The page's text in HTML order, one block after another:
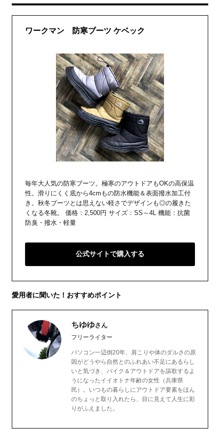
ワークマン 防寒ブーツ ケベック
毎年大人気の防寒ブーツ。極寒のアウトドアもOKの高保温
性。滑りにくく底から4cmもの防水機能＆表面撥水加工付
き。秋冬ブーツとは思えない軽さでデザインも◎の履きた
くなる冬靴。 価格：2,500円 サイズ：SS～4L 機能：抗菌
防臭・撥水・軽量
公式サイトで購入する
愛用者に聞いた！おすすめポイント
ちゆゆさん
フリーライター
パソコン一辺倒20年、肩こりや体のダルさの原
因がどうやら自然とのふれあい不足にあるらし
いと気づき、バイク＆アウトドアを謳歌するよ
うになったイイオトナ年齢の女性（兵庫県
民）。いつもの暮らしにアウトドア要素をほん
のちょっと取り入れたら、目に見えて人生に彩
りがふえました。